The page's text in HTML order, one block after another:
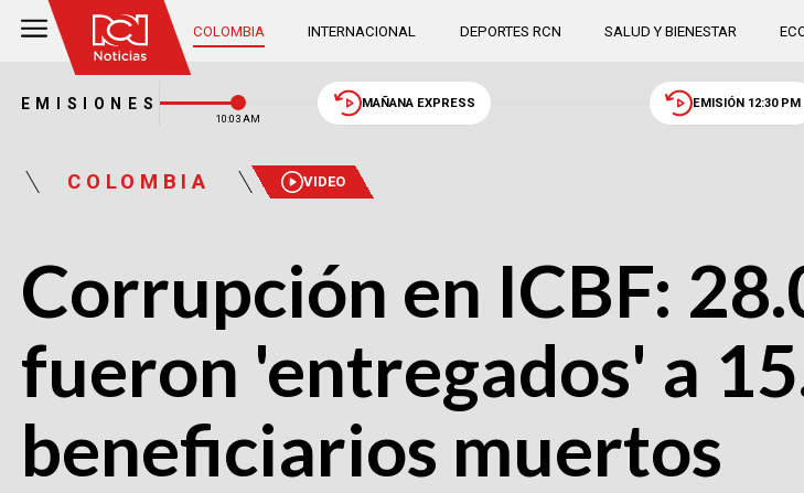
COLOMBIA INTERNACIONAL DEPORTES RCN SALUD Y BIENESTAR
EMISIONES
10:03 AM
MAÑANA EXPRESS EMISIÓN 12:30 PM
COLOMBIA VIDEO
Corrupción en ICBF:
fueron 'entregados' a
beneficiarios muertos